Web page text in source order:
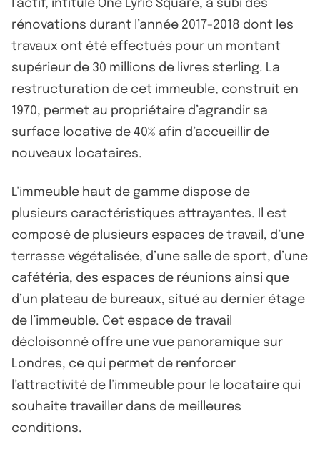
l’actif, intitulé One Lyric Square, a subi des
rénovations durant l’année 2017-2018 dont les
travaux ont été effectués pour un montant
supérieur de 30 millions de livres sterling. La
restructuration de cet immeuble, construit en
1970, permet au propriétaire d’agrandir sa
surface locative de 40% afin d’accueillir de
nouveaux locataires.
L’immeuble haut de gamme dispose de
plusieurs caractéristiques attrayantes. Il est
composé de plusieurs espaces de travail, d’une
terrasse végétalisée, d’une salle de sport, d’une
cafétéria, des espaces de réunions ainsi que
d’un plateau de bureaux, situé au dernier étage
de l’immeuble. Cet espace de travail
décloisonné offre une vue panoramique sur
Londres, ce qui permet de renforcer
l’attractivité de l’immeuble pour le locataire qui
souhaite travailler dans de meilleures
conditions.